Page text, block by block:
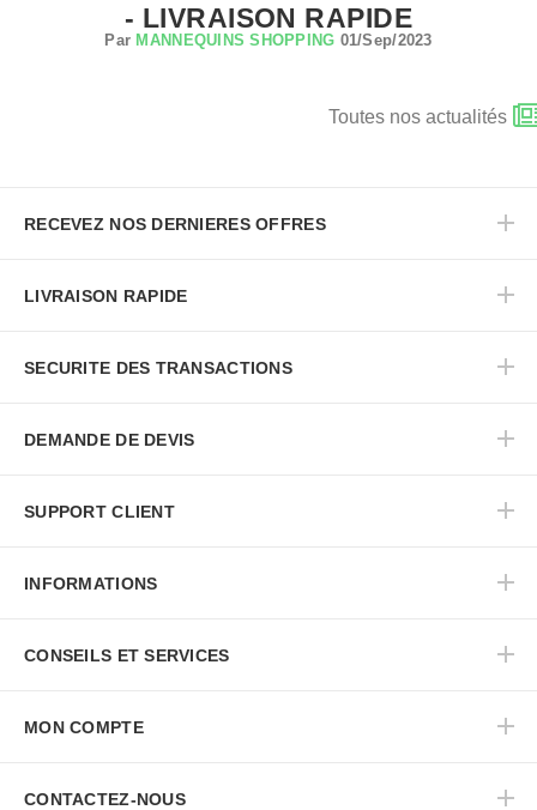
- LIVRAISON RAPIDE
Par MANNEQUINS SHOPPING 01/Sep/2023
Toutes nos actualités
RECEVEZ NOS DERNIERES OFFRES
LIVRAISON RAPIDE
SECURITE DES TRANSACTIONS
DEMANDE DE DEVIS
SUPPORT CLIENT
INFORMATIONS
CONSEILS ET SERVICES
MON COMPTE
CONTACTEZ-NOUS